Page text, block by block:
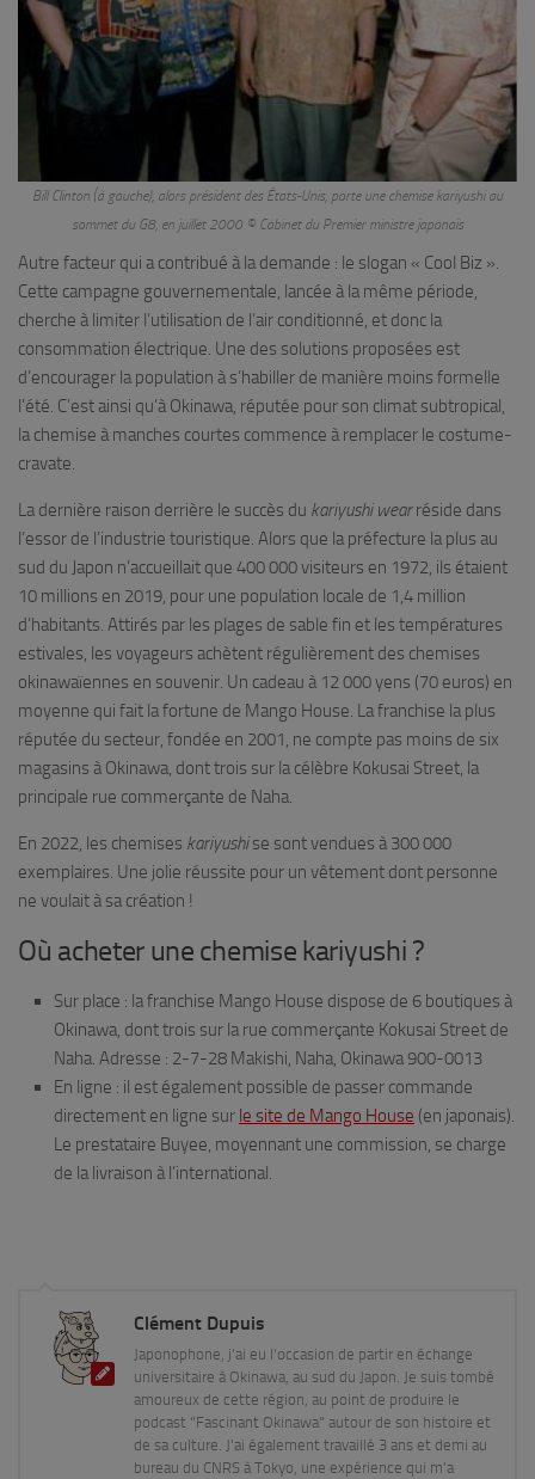
Bill Clinton (à gauche), alors président des États-Unis, porte une chemise kariyushi au
sommet du G8, en juillet 2000 © Cabinet du Premier ministre japonais
Autre facteur qui a contribué à la demande : le slogan « Cool Biz ».
Cette campagne gouvernementale, lancée à la même période,
cherche à limiter l’utilisation de l’air conditionné, et donc la
consommation électrique. Une des solutions proposées est
d’encourager la population à s’habiller de manière moins formelle
l’été. C’est ainsi qu’à Okinawa, réputée pour son climat subtropical,
la chemise à manches courtes commence à remplacer le costume-
cravate.
La dernière raison derrière le succès du kariyushi wearréside dans
l’essor de l’industrie touristique. Alors que la préfecture la plus au
sud du Japon n’accueillait que 400 000 visiteurs en 1972, ils étaient
10 millions en 2019, pour une population locale de 1,4 million
d’habitants. Attirés par les plages de sable fin et les températures
estivales, les voyageurs achètent régulièrement des chemises
okinawaïennes en souvenir. Un cadeau à 12 000 yens (70 euros) en
moyenne qui fait la fortune de Mango House. La franchise la plus
réputée du secteur, fondée en 2001, ne compte pas moins de six
magasins à Okinawa, dont trois sur la célèbre Kokusai Street, la
principale rue commerçante de Naha.
En 2022, les chemises kariyushise sont vendues à 300 000
exemplaires. Une jolie réussite pour un vêtement dont personne
ne voulait à sa création !
Où acheter une chemise kariyushi ?
Sur place : la franchise Mango House dispose de 6 boutiques à
Okinawa, dont trois sur la rue commerçante Kokusai Street de
Naha. Adresse : 2-7-28 Makishi, Naha, Okinawa 900-0013
En ligne : il est également possible de passer commande
directement en ligne sur le site de Mango House (en japonais).
Le prestataire Buyee, moyennant une commission, se charge
de la livraison à l’international.
Clément Dupuis
Japonophone, j'ai eu l'occasion de partir en échange
universitaire à Okinawa, au sud du Japon. Je suis tombé
amoureux de cette région, au point de produire le
podcast "Fascinant Okinawa" autour de son histoire et
de sa culture. J'ai également travaillé 3 ans et demi au
bureau du CNRS à Tokyo, une expérience qui m'a